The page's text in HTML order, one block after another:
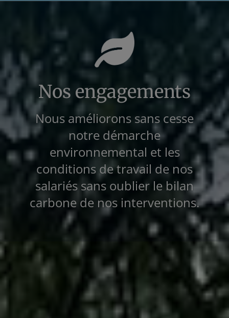
Nos engagements
Nous améliorons sans cesse
notre démarche
environnemental et les
conditions de travail de nos
salariés sans oublier le bilan
carbone de nos interventions.